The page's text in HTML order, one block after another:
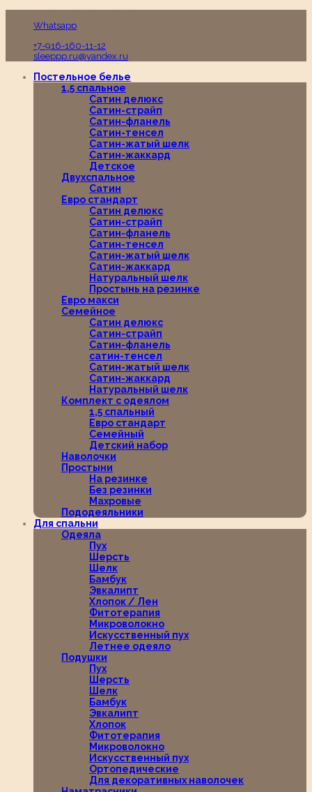
Whatsapp
+7-916-160-11-12
sleeppp.ru@yandex.ru
Постельное белье
1,5 спальное
Сатин делюкс
Сатин-страйп
Сатин-фланель
Сатин-тенсел
Сатин-жатый шелк
Сатин-жаккард
Детское
Двухспальное
Сатин
Евро стандарт
Сатин делюкс
Сатин-страйп
Сатин-фланель
Сатин-тенсел
Сатин-жатый шелк
Сатин-жаккард
Натуральный шелк
Простынь на резинке
Евро макси
Семейное
Сатин делюкс
Сатин-страйп
Сатин-фланель
сатин-тенсел
Сатин-жатый шелк
Сатин-жаккард
Натуральный шелк
Комплект с одеялом
1,5 спальный
Евро стандарт
Семейный
Детский набор
Наволочки
Простыни
На резинке
Без резинки
Махровые
Пододеяльники
Для спальни
Одеяла
Пух
Шерсть
Шелк
Бамбук
Эвкалипт
Хлопок / Лен
Фитотерапия
Микроволокно
Искусственный пух
Летнее одеяло
Подушки
Пух
Шерсть
Шелк
Бамбук
Эвкалипт
Хлопок
Фитотерапия
Микроволокно
Искусственный пух
Ортопедические
Для декоративных наволочек